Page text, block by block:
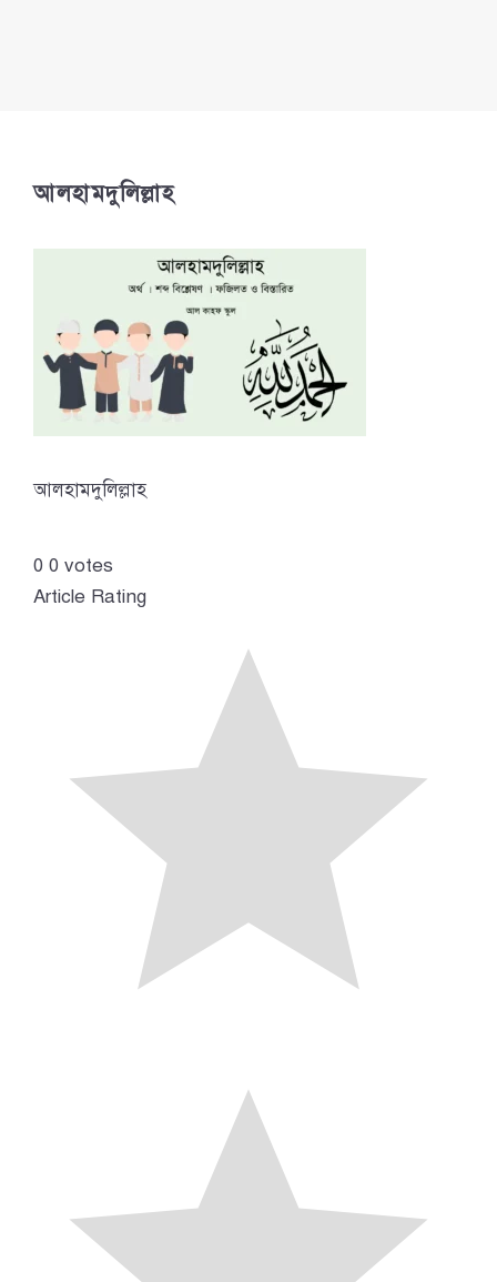
আলহামদুলিল্লাহ
আলহামদুলিল্লাহ
0 0 votes
Article Rating